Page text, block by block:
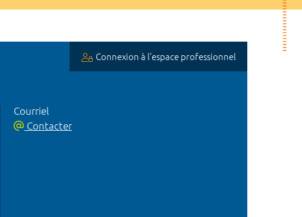
Connexion à l’espace professionnel
Courriel
Contacter